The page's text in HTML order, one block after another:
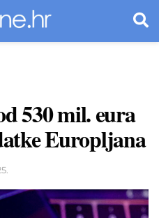
530 mil. eura
Europljana